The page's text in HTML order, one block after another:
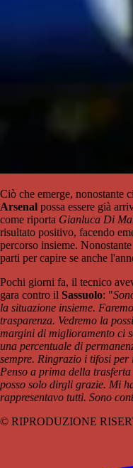
Ciò che emerge, nonostante
Arsenal possa essere già
come riporta Gianluca Di
risultato positivo, facendo
percorso insieme.
parti per capire se anche
Pochi giorni fa, il tecnico
gara contro il Sassuolo: "
la situazione insieme.
trasparenza. Vedremo la
margini di miglioramento ci
una percentuale di
sempre. Ringrazio i tifosi
Penso a prima della
posso solo dirgli grazie. Mi
rappresentavo tutti. Sono
© RIPRODUZIONE